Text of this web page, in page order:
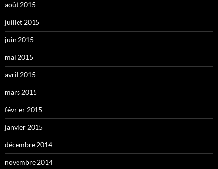
août 2015
juillet 2015
juin 2015
mai 2015
avril 2015
mars 2015
février 2015
janvier 2015
décembre 2014
novembre 2014